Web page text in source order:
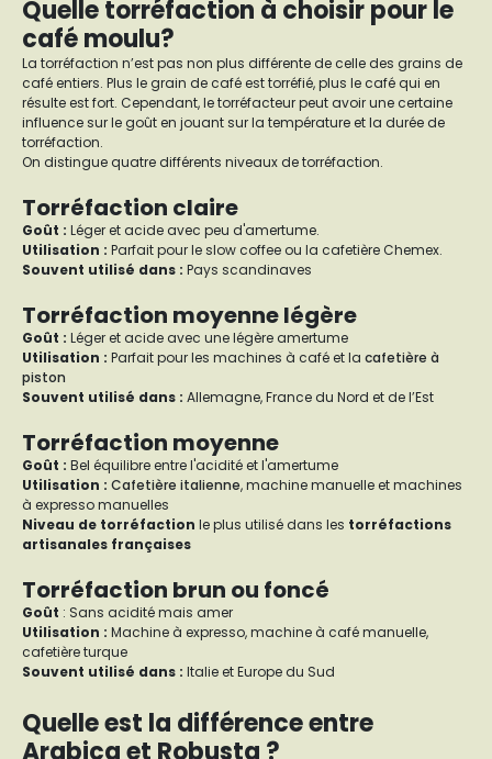
Quelle torréfaction à choisir pour le
café moulu?
La torréfaction n’est pas non plus différente de celle des grains de
café entiers. Plus le grain de café est torréfié, plus le café qui en
résulte est fort. Cependant, le torréfacteur peut avoir une certaine
influence sur le goût en jouant sur la température et la durée de
torréfaction.
On distingue quatre différents niveaux de torréfaction.
Torréfaction claire
Goût : Léger et acide avec peu d'amertume.
Utilisation : Parfait pour le slow coffee ou la cafetière Chemex.
Souvent utilisé dans : Pays scandinaves
Torréfaction moyenne légère
Goût : Léger et acide avec une légère amertume
Utilisation : Parfait pour les machines à café et la cafetière à
piston
Souvent utilisé dans : Allemagne, France du Nord et de l’Est
Torréfaction moyenne
Goût : Bel équilibre entre l'acidité et l'amertume
Utilisation : Cafetière italienne, machine manuelle et machines
à expresso manuelles
Niveau de torréfaction le plus utilisé dans les torréfactions
artisanales françaises
Torréfaction brun ou foncé
Goût : Sans acidité mais amer
Utilisation : Machine à expresso, machine à café manuelle,
cafetière turque
Souvent utilisé dans : Italie et Europe du Sud
Quelle est la différence entre
Arabica et Robusta ?